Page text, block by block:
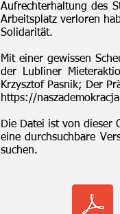
Aufrechterhaltung des
Arbeitsplatz verloren
Solidarität.
Mit einer gewissen
der Lubliner
Krzysztof Pasnik; Der
https://
Die Datei ist von dieser
eine durchsuchbare
suchen.